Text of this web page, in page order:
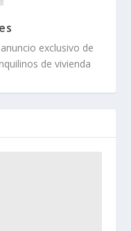
exclusivo de
de vivienda